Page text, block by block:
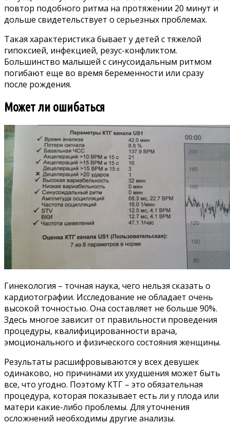
повтор подобного ритма на протяжении 20 минут и
дольше свидетельствует о серьезных проблемах.
Такая характеристика бывает у детей с тяжелой
гипоксией, инфекцией, резус-конфликтом.
Большинство малышей с синусоидальным ритмом
погибают еще во время беременности или сразу
после рождения.
Может ли ошибаться
Гинекология – точная наука, чего нельзя сказать о
кардиотографии. Исследование не обладает очень
высокой точностью. Она составляет не больше 90%.
Здесь многое зависит от правильности проведения
процедуры, квалифицированности врача,
эмоционального и физического состояния женщины.
Результаты расшифровываются у всех девушек
одинаково, но причинами их ухудшения может быть
все, что угодно. Поэтому КТГ – это обязательная
процедура, которая показывает есть ли у плода или
матери какие-либо проблемы. Для уточнения
осложнений необходимы другие анализы.